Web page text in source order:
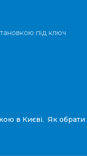
під ключ
в Києві. Як обрати